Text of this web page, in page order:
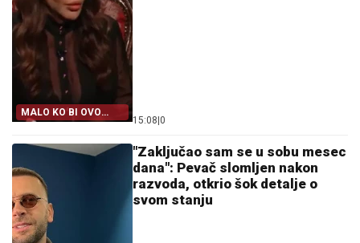
MALO KO BI OVO
PRIZNAO
15:08|0
"Zaključao sam se u sobu mesec
dana": Pevač slomljen nakon
razvoda, otkrio šok detalje o
svom stanju